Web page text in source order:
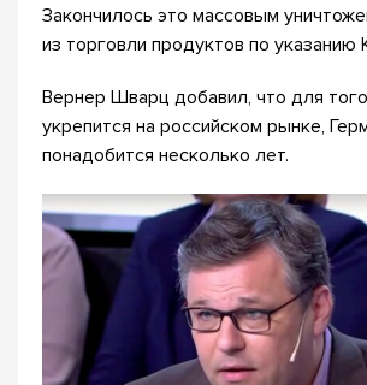
Закончилось это массовым
из торговли продуктов по указанию
Вернер Шварц добавил, что для
укрепится на российском рынке,
понадобится несколько лет.